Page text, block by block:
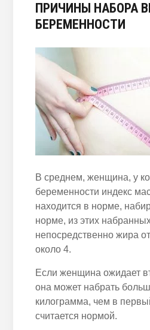
ПРИЧИНЫ НАБОРА
БЕРЕМЕННОСТИ
В среднем, женщина, у
беременности индекс
находится в норме,
норме, из этих
непосредственно жира
около 4.
Если женщина ожидает
она может набрать
килограмма, чем в
считается нормой.